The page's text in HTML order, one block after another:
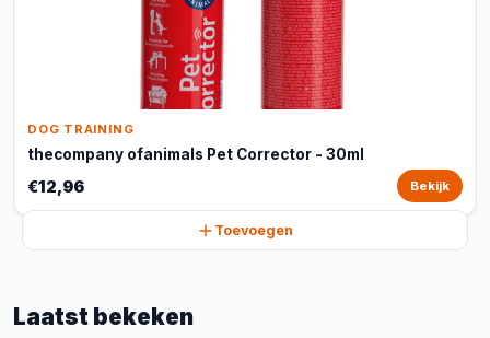
DOG TRAINING
thecompany ofanimals Pet Corrector - 30ml
€12,96 Bekijk
Toevoegen
Laatst bekeken